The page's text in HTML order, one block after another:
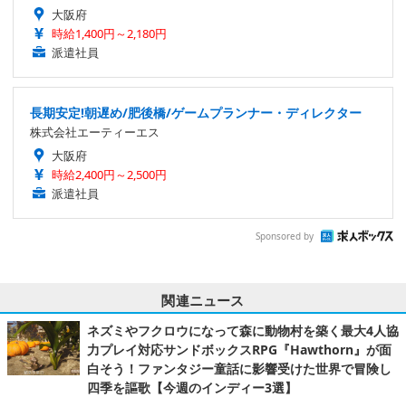
大阪府
時給1,400円～2,180円
派遣社員
長期安定!朝遅め/肥後橋/ゲームプランナー・ディレクター
株式会社エーティーエス
大阪府
時給2,400円～2,500円
派遣社員
Sponsored by
関連ニュース
ネズミやフクロウになって森に動物村を築く最大4人協
力プレイ対応サンドボックスRPG『Hawthorn』が面
白そう！ファンタジー童話に影響受けた世界で冒険し
四季を謳歌【今週のインディー3選】